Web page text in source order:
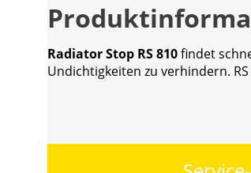
Radiator Stop RS 810findet
Undichtigkeiten zu verhindern.